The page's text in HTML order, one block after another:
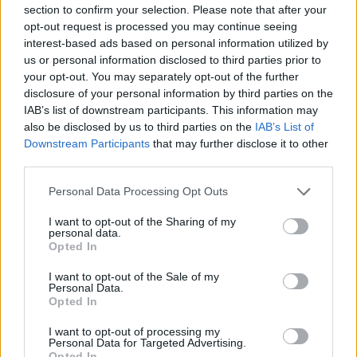
section to confirm your selection. Please note that after your
opt-out request is processed you may continue seeing
interest-based ads based on personal information utilized by
us or personal information disclosed to third parties prior to
your opt-out. You may separately opt-out of the further
disclosure of your personal information by third parties on the
IAB’s list of downstream participants. This information may
also be disclosed by us to third parties on the IAB’s List of
Downstream Participants that may further disclose it to other
Personal Data Processing Opt Outs
I want to opt-out of the Sharing of my
personal data.
Opted In
I want to opt-out of the Sale of my
Personal Data.
Opted In
I want to opt-out of processing my
Personal Data for Targeted Advertising.
időszaka, amely most, március elejére lassan a végéhez
közeledik.
HELLOVIDÉK| 2026. február 26. 10:45
Újraéledt az egykor népszerű horgásztó: 4 év
után ismét víz borítja a kihaltnak hitt medret +
Fotók
Négy évvel a teljes kiszáradás után újra víz jelent meg a
bicsérdi horgásztóban. A meder mélyebb részeit már
összefüggő vízréteg borítja, bár a vízszint egyelőre
elmarad a korábbi években megszokottól.
Megvan a menetrend: újraindul egy fontos
járat, készülhetnek a vidéki utasok
A Danish Air Transport megkezdte a jegyértékesítés
utolsó technikai fázisát, így napokon belül elindulhat a
PÉNZCENTRUM| 2026. február 5. 04:25